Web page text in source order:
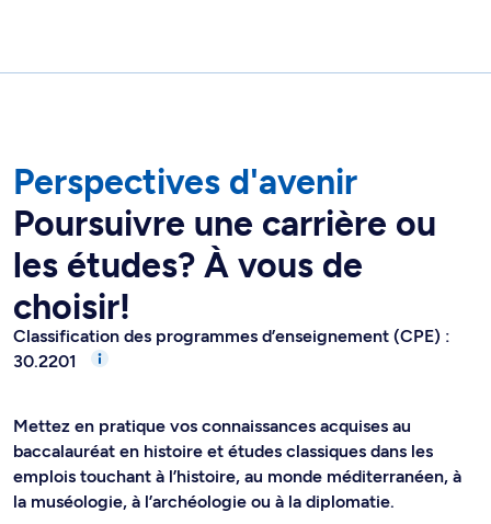
Perspectives d'avenir
Poursuivre une carrière ou
les études? À vous de
choisir!
Classification des programmes d’enseignement (CPE) :
30.2201
Mettez en pratique vos connaissances acquises au
baccalauréat en histoire et études classiques dans les
emplois touchant à l’histoire, au monde méditerranéen, à
la muséologie, à l’archéologie ou à la diplomatie.